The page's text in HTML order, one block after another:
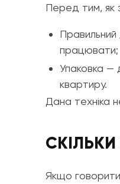
Перед тим, як
працювати;
Упаковка —
квартиру.
Дана техніка
Якщо